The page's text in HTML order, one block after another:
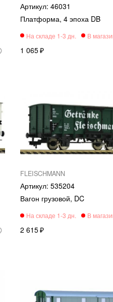
46031
Платформа, 4 эпоха DB
1 065
FLEISCHMANN
535204
Вагон грузовой, DC
2 615